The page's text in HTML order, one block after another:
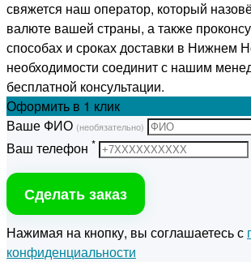
свяжется наш оператор, который
валюте вашей страны, а также
способах и сроках доставки в Нижнем
необходимости соединит с нашим
бесплатной консультации.
Оформить в 1 клик
Ваше ФИО (необязательно)
Ваш телефон *
Сделать заказ
Нажимая на кнопку, вы соглашаетесь с
конфиденциальности